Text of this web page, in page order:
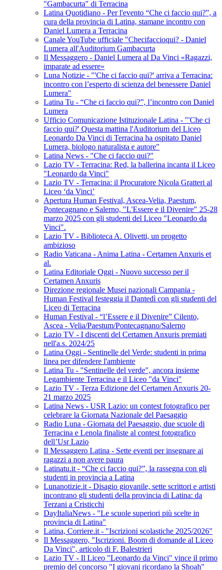
"Gambacurta" di Terracina
Latina Quotidiano - Per l'evento “Che ci faccio qui?”, a
cura della provincia di Latina, stamane incontro con
Daniel Lumera a Terracina
Canale YouTube ufficiale "Checifaccioqui? - Daniel
Lumera all'Auditorium Gambacurta
Il Messaggero - Daniel Lumera al Da Vinci «Ragazzi,
imparate ad essere»
Luna Notizie - "'Che ci faccio qui?' arriva a Terracina:
incontro con l’esperto di scienza del benessere Daniel
Lumera"
Latina Tu - “Che ci faccio qui?”, l’incontro con Daniel
Lumera
Ufficio Comunicazione Istituzionale Latina - "'Che ci
faccio qui?' Questa mattina l'Auditorium del Liceo
Leonardo Da Vinci di Terracina ha ospitato Daniel
Lumera, biologo naturalista e autore"
Latina News - "Che ci faccio qui?"
Lazio TV - Terracina: Red, la ballerina incanta il Liceo
"Leonardo da Vinci"
Lazio TV - Terracina: il Procuratore Nicola Gratteri al
Liceo ‘da Vinci’
Apertura Human Festival, Ascea-Velia, Paestum,
Pontecagnano e Salerno, "L'Essere e il Divenire" 25-28
marzo 2025 con gli studenti del Liceo "Leonardo da
Vinci".
Lazio TV - Biblioteca A. Olivetti, un progetto
ambizioso
Radio Vaticana - Anima Latina - Certamen Anxuris et
al.
Latina Editoriale Oggi - Nuovo successo per il
Certamen Anxuris
Direzione regionale Musei nazionali Campania -
Human Festival festeggia il Dantedì con gli studenti del
Liceo di Terracina
Human Festival - “l’Essere e il Divenire” Cilento,
Ascea - Velia/Paestum/Pontecagnano/Salerno
Lazio TV - I discenti del Certamen Anxuris premiati
nell'a.s. 2024/25
Latina Oggi - Sentinelle del Verde: studenti in prima
linea per difendere l'ambiente
Latina Tu - "Sentinelle del verde", ancora insieme
Legambiente Terracina e il Liceo "da Vinci"
Lazio TV - Terza Edizione del Certamen Anxuris 20-
21 marzo 2025
Latina News - USR Lazio: un contest fotografico per
celebrare la Giornata Nazionale del Paesaggio
Radio Luna - Giornata del Paesaggio, due scuole di
Terracina e Lenola finaliste al contest fotografico
dell’Usr Lazio
Il Messaggero Latina - Sette eventi per insegnare ai
ragazzi a non avere paura
Latinatu.it - “Che ci faccio qui?”, la rassegna con gli
studenti in provincia a Latina
Lunanotizie.it - Disagio giovanile, sette scrittori e artisti
incontrano gli studenti della provincia di Latina: da
Terzani a Cristicchi
DayItaliaNews - "Le scuole superiori più scelte in
provincia di Latina"
Latina, Corriere.it - "Iscrizioni scolastiche 2025/2026"
Il Messaggero, "Iscrizioni. Boom di domande al Liceo
Da Vinci", articolo di F. Balestrieri
Lazio TV - Il Liceo "Leonardo da Vinci" vince il primo
premio del concorso "I giovani ricordano la Shoah"